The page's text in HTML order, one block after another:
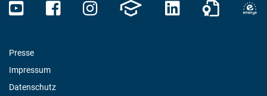
Presse
Impressum
Datenschutz